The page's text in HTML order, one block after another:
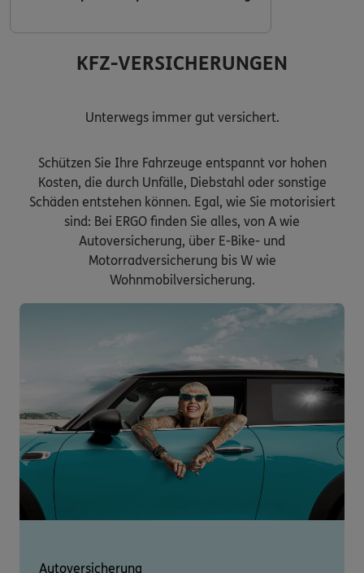
KFZ-VERSICHERUNGEN
Unterwegs immer gut versichert.
Schützen Sie Ihre Fahrzeuge entspannt vor hohen
Kosten, die durch Unfälle, Diebstahl oder sonstige
Schäden entstehen können. Egal, wie Sie motorisiert
sind: Bei ERGO finden Sie alles, von A wie
Autoversicherung, über E-Bike- und
Motorradversicherung bis W wie
Wohnmobilversicherung.
Autoversicherung